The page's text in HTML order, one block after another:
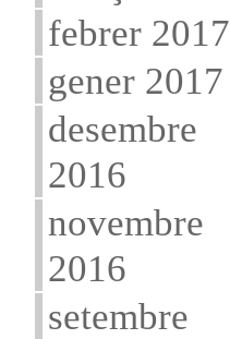
febrer 2017
gener 2017
desembre
2016
novembre
2016
setembre